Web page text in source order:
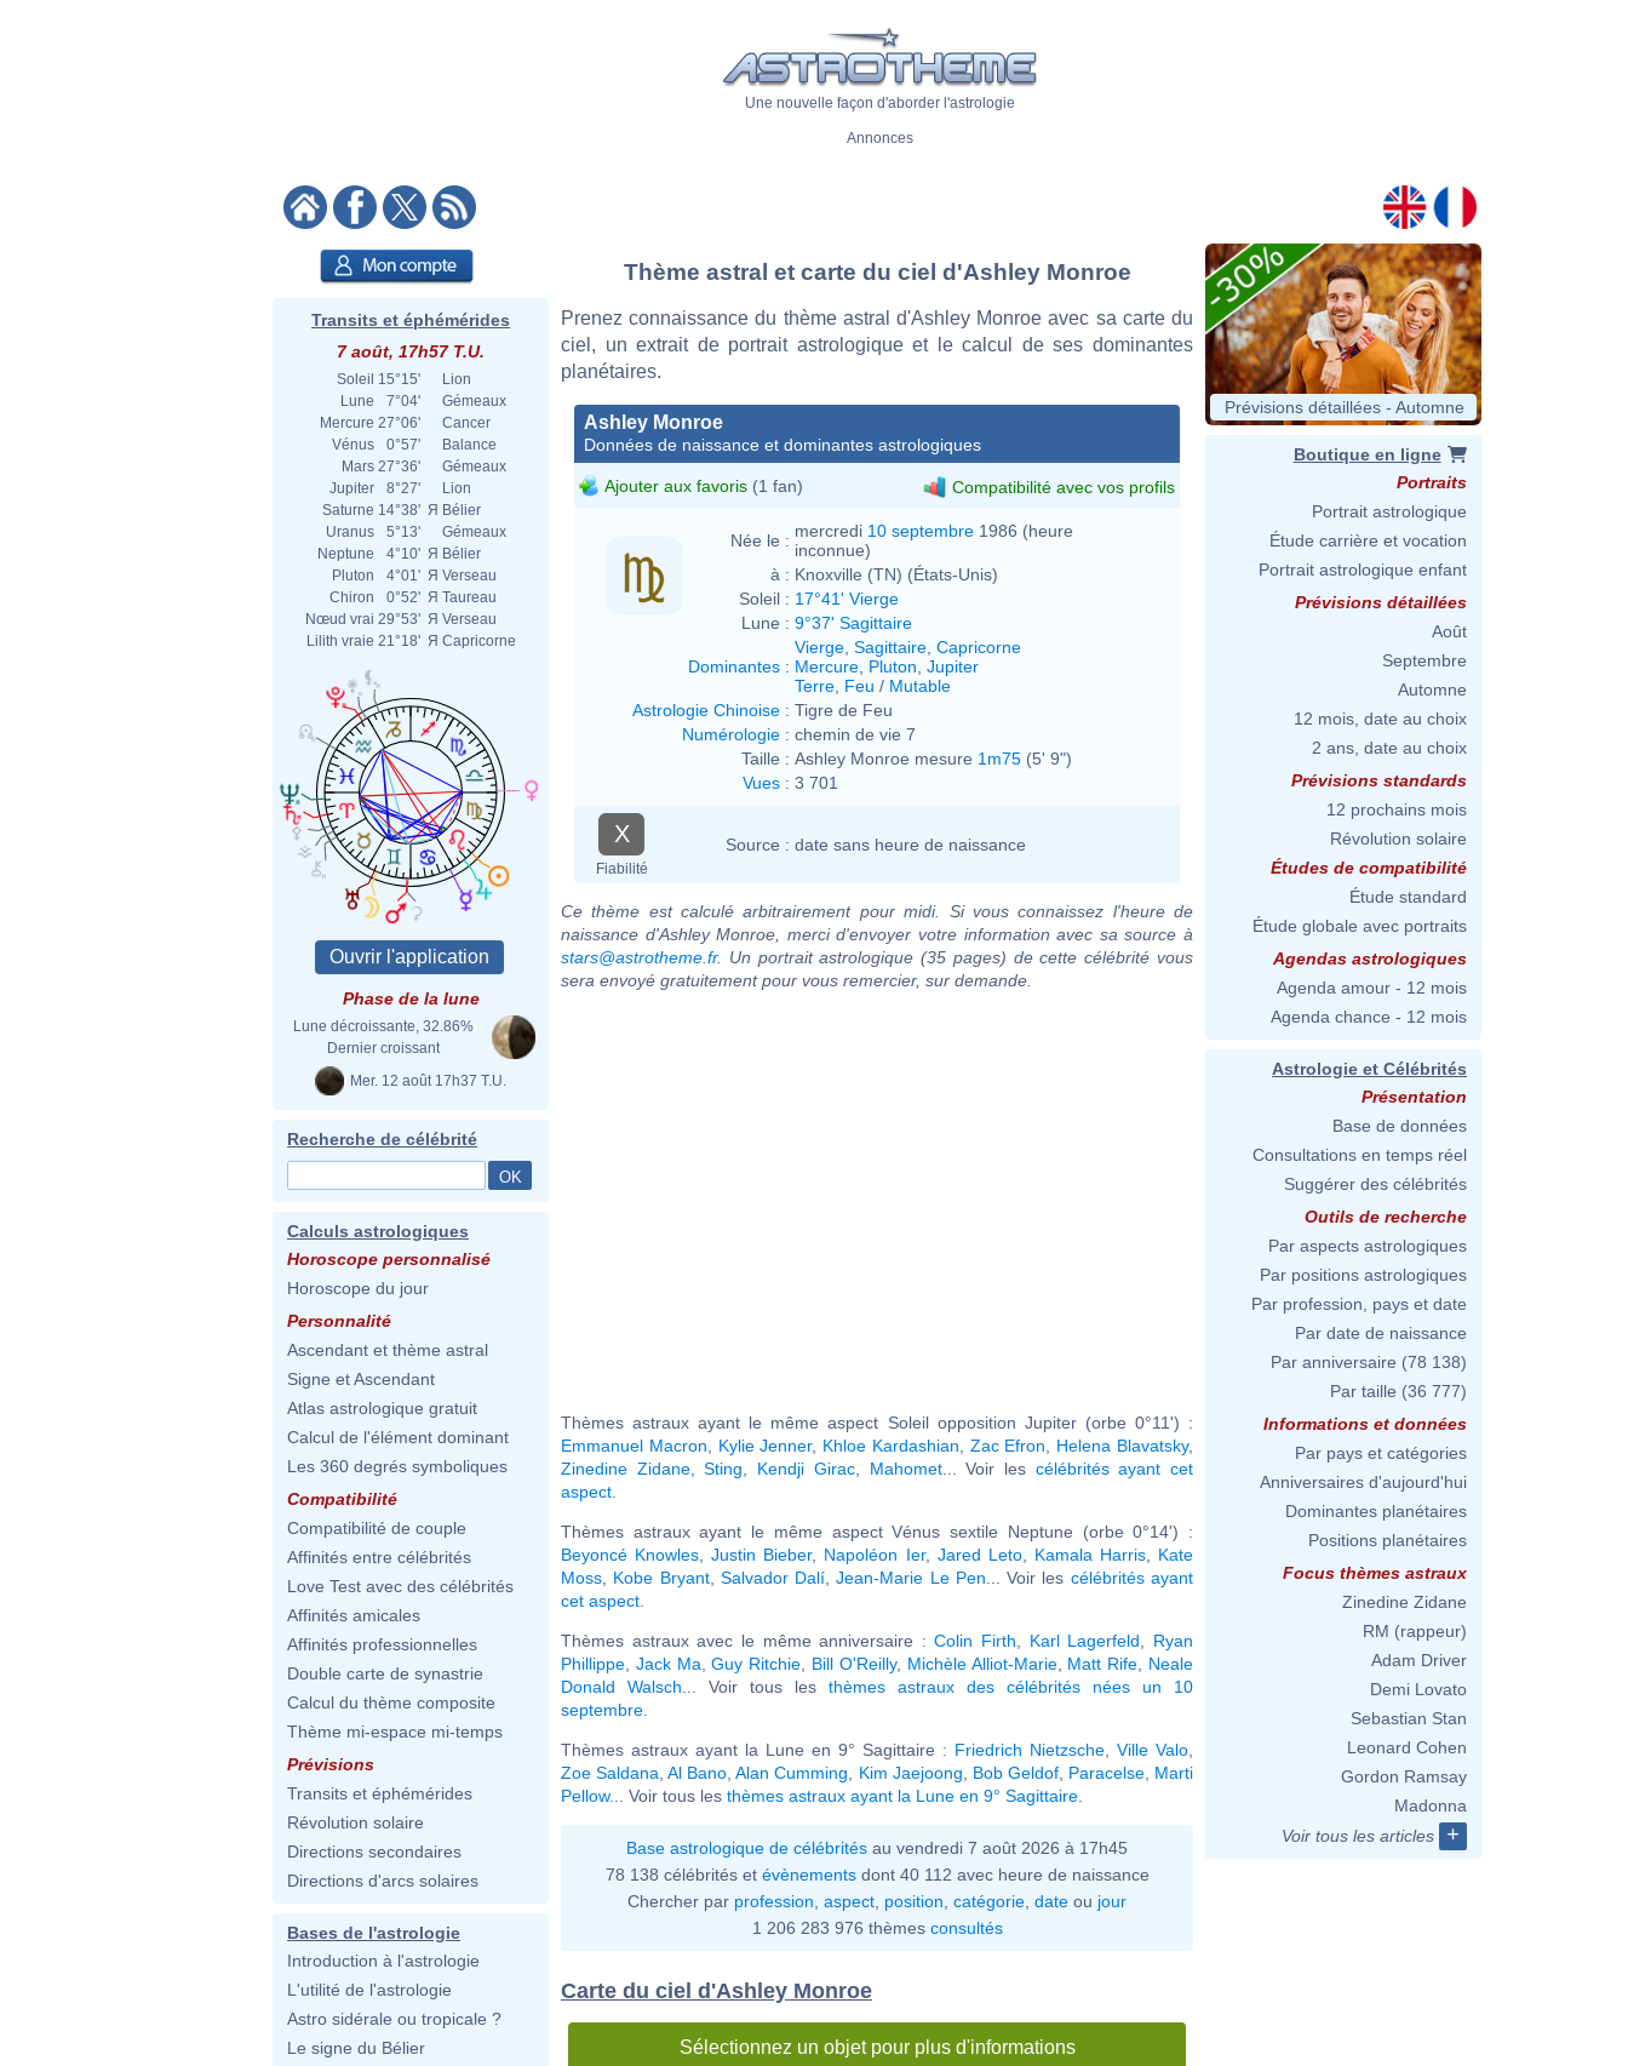
Une nouvelle façon d'aborder l'astrologie
Annonces
Transits et éphémérides
7 août, 17h57 T.U.
Soleil 15°15'
Lion
Lune
7°04'
Gémeaux
Mercure 27°06'
Cancer
Vénus
0°57'
Balance
Mars 27°36'
Gémeaux
Jupiter
8°27'
Lion
Saturne 14°38' Я Bélier
Uranus
5°13'
Gémeaux
Neptune
4°10' Я Bélier
Pluton
4°01' Я Verseau
Chiron
0°52' Я Taureau
Nœud vrai 29°53' Я Verseau
Lilith vraie 21°18' Я Capricorne
Phase de la lune
Lune décroissante, 32.86%
Dernier croissant
Mer. 12 août 17h37 T.U.
Recherche de célébrité
Calculs astrologiques
Horoscope personnalisé
Horoscope du jour
Personnalité
Ascendant et thème astral
Signe et Ascendant
Atlas astrologique gratuit
Calcul de l'élément dominant
Les 360 degrés symboliques
Compatibilité
Compatibilité de couple
Affinités entre célébrités
Love Test avec des célébrités
Affinités amicales
Affinités professionnelles
Double carte de synastrie
Calcul du thème composite
Thème mi-espace mi-temps
Prévisions
Transits et éphémérides
Révolution solaire
Directions secondaires
Directions d'arcs solaires
Bases de l'astrologie
Introduction à l'astrologie
L'utilité de l'astrologie
Astro sidérale ou tropicale ?
Le signe du Bélier
Thème astral et carte du ciel d'Ashley Monroe
Prenez connaissance du thème astral d'Ashley Monroe avec sa carte du
ciel, un extrait de portrait astrologique et le calcul de ses dominantes
planétaires.
Ashley Monroe
Données de naissance et dominantes astrologiques
Ajouter aux favoris (1 fan) Compatibilité avec vos profils
Née le : mercredi 10 septembre 1986 (heure
inconnue)
à : Knoxville (TN) (États-Unis)
Soleil : 17°41' Vierge
Lune : 9°37' Sagittaire
Dominantes :
Vierge Sagittaire Capricorne
Mercure Pluton Jupiter
Terre Feu / Mutable
Astrologie Chinoise : Tigre de Feu
Numérologie : chemin de vie 7
Taille : Ashley Monroe mesure 1m75 (5' 9")
Vues : 3 701
X
Fiabilité
Source : date sans heure de naissance
Ce thème est calculé arbitrairement pour midi. Si vous connaissez l'heure de
naissance d'Ashley Monroe, merci d'envoyer votre information avec sa source à
stars@astrotheme.fr. Un portrait astrologique (35 pages) de cette célébrité vous
sera envoyé gratuitement pour vous remercier, sur demande.
Thèmes astraux ayant le même aspect Soleil opposition Jupiter (orbe 0°11') :
Emmanuel Macron
Kylie Jenner, Khloe Kardashian Zac Efron Helena Blavatsky,
Zinedine Zidane,Sting Kendji Girac, Mahomet... Voir les célébrités ayant cet
aspect
Thèmes astraux ayant le même aspect Vénus sextile Neptune (orbe 0°14') :
Beyoncé Knowles ,Justin Bieber, Napoléon Ier, Jared Leto, Kamala Harris, Kate
Moss
Kobe Bryant, Salvador Dalí ,Jean-Marie Le Pen ... Voir les célébrités ayant
cet aspect
Thèmes astraux avec le même anniversaire :Colin Firth Karl Lagerfeld
Ryan
Phillippe Jack Ma ,Guy Ritchie Bill O'Reilly, Michèle Alliot-Marie, Matt Rife
Neale
Donald Walsch ... Voir tous les thèmes astraux des célébrités nées un 10
septembre
Thèmes astraux ayant la Lune en 9° Sagittaire : Friedrich Nietzsche Ville Valo
Zoe Saldana ,Al Bano ,Alan Cumming Kim Jaejoong Bob Geldof, Paracelse, Marti
Pellow... Voir tous les thèmes astraux ayant la Lune en 9° Sagittaire
Base astrologique de célébrités au vendredi 7 août 2026 à 17h45
78 138 célébrités et évènementsdont 40 112 avec heure de naissance
Chercher par profession aspect position catégorie date ou jour
1 206 283 976 thèmes consultés
Carte du ciel d'Ashley Monroe
Sélectionnez un objet pour plus d'informations
Prévisions détaillées - Automne
Boutique en ligne
Portraits
Portrait astrologique
Étude carrière et vocation
Portrait astrologique enfant
Prévisions détaillées
Août
Septembre
Automne
12 mois, date au choix
2 ans, date au choix
Prévisions standards
12 prochains mois
Révolution solaire
Études de compatibilité
Étude standard
Étude globale avec portraits
Agendas astrologiques
Agenda amour - 12 mois
Agenda chance - 12 mois
Astrologie et Célébrités
Présentation
Base de données
Consultations en temps réel
Suggérer des célébrités
Outils de recherche
Par aspects astrologiques
Par positions astrologiques
Par profession, pays et date
Par date de naissance
Par anniversaire (78 138)
Par taille (36 777)
Informations et données
Par pays et catégories
Anniversaires d'aujourd'hui
Dominantes planétaires
Positions planétaires
Focus thèmes astraux
Zinedine Zidane
RM (rappeur)
Adam Driver
Demi Lovato
Sebastian Stan
Leonard Cohen
Gordon Ramsay
Madonna
Voir tous les articles
+